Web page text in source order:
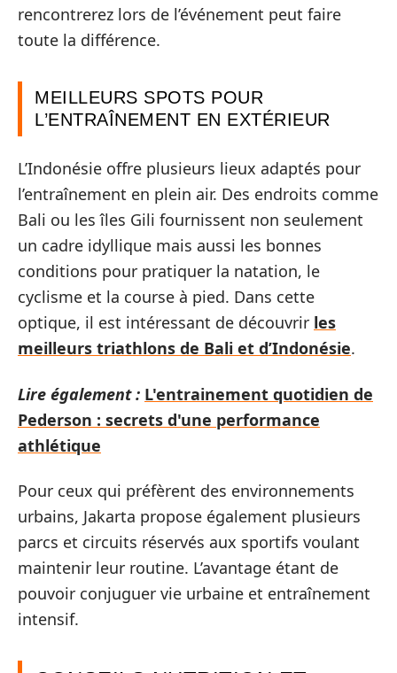
rencontrerez lors de l’événement peut faire
toute la différence.
MEILLEURS SPOTS POUR
L’ENTRAÎNEMENT EN EXTÉRIEUR
L’Indonésie offre plusieurs lieux adaptés pour
l’entraînement en plein air. Des endroits comme
Bali ou les îles Gili fournissent non seulement
un cadre idyllique mais aussi les bonnes
conditions pour pratiquer la natation, le
cyclisme et la course à pied. Dans cette
optique, il est intéressant de découvrir les
meilleurs triathlons de Bali et d’Indonésie.
Lire également : L'entrainement quotidien de
Pederson : secrets d'une performance
athlétique
Pour ceux qui préfèrent des environnements
urbains, Jakarta propose également plusieurs
parcs et circuits réservés aux sportifs voulant
maintenir leur routine. L’avantage étant de
pouvoir conjuguer vie urbaine et entraînement
intensif.